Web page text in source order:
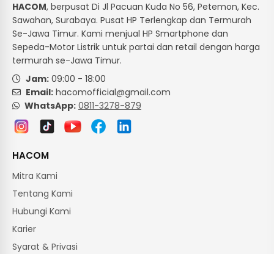
HACOM, berpusat Di Jl Pacuan Kuda No 56, Petemon, Kec.
Sawahan, Surabaya. Pusat HP Terlengkap dan Termurah
Se-Jawa Timur. Kami menjual HP Smartphone dan
Sepeda-Motor Listrik untuk partai dan retail dengan harga
termurah se-Jawa Timur.
Jam: 09:00 - 18:00
Email: hacomofficial@gmail.com
WhatsApp: 0811-3278-879
HACOM
Mitra Kami
Tentang Kami
Hubungi Kami
Karier
Syarat & Privasi